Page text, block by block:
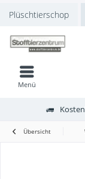
Plüschtierschop
Menü
Übersicht